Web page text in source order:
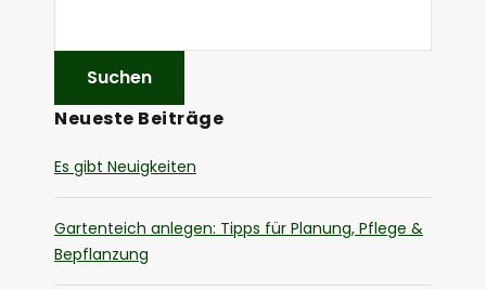
Neueste Beiträge
Es gibt Neuigkeiten
Gartenteich anlegen: Tipps für Planung, Pflege &
Bepflanzung